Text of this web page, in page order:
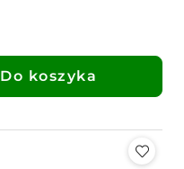
Do koszyka